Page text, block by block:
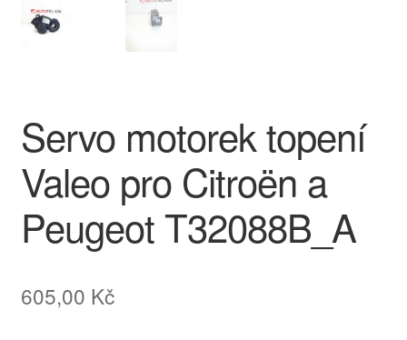
Platby
Reklamační řád
Vrakoviště Citroën
Servo motorek topení
Valeo pro Citroën a
Peugeot T32088B_A
605,00 Kč